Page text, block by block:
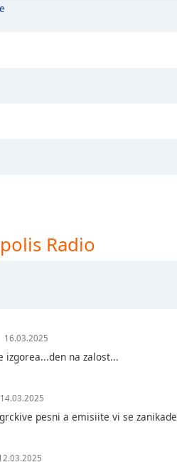
Radio
16.03.2025
izgorea...den na zalost...
14.03.2025
pesni a emisiite vi se zanikade